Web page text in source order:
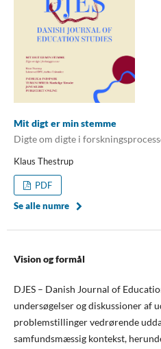
Mit digt er min stemme
Digte om digte i
Klaus Thestrup
PDF
Se alle numre
Vision og formål
DJES – Danish Journal of
undersøgelser og diskussioner af
problemstillinger vedrørende
samfundsmæssig kontekst,